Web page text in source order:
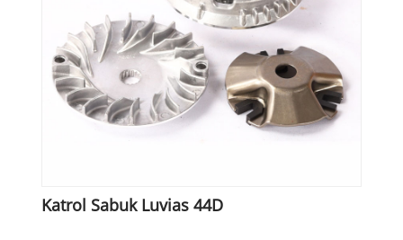
Katrol Sabuk Luvias 44D